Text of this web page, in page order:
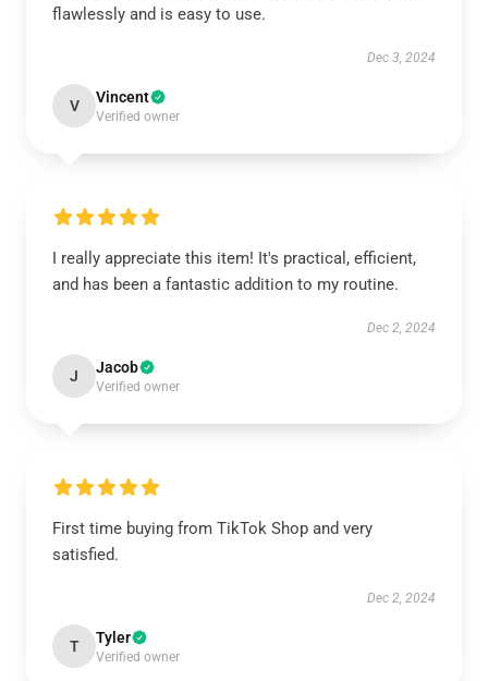
flawlessly and is easy to use.
Dec 3, 2024
V Vincent
Verified owner
I really appreciate this item! It's practical, efficient,
and has been a fantastic addition to my routine.
Dec 2, 2024
J Jacob
Verified owner
First time buying from TikTok Shop and very
satisfied.
Dec 2, 2024
T Tyler
Verified owner